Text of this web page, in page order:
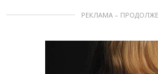
РЕКЛАМА –